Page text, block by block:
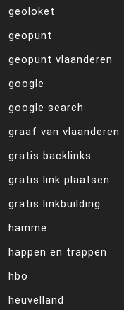
geoloket
geopunt
geopunt vlaanderen
google
google search
graaf van vlaanderen
gratis backlinks
gratis link plaatsen
gratis linkbuilding
hamme
happen en trappen
hbo
heuvelland